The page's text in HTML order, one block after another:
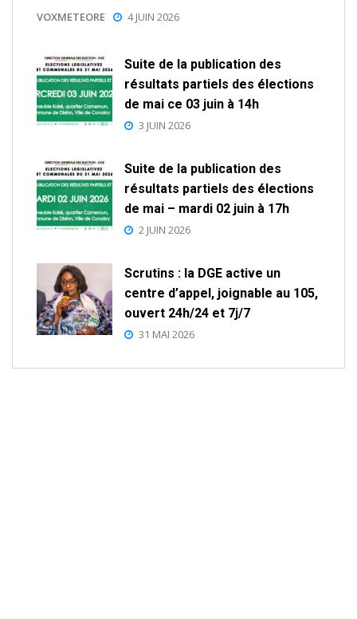
VOXMETEORE 4 JUIN 2026
Suite de la publication des
résultats partiels des élections
de mai ce 03 juin à 14h
3 JUIN 2026
Suite de la publication des
résultats partiels des élections
de mai – mardi 02 juin à 17h
2 JUIN 2026
Scrutins : la DGE active un
centre d’appel, joignable au 105,
ouvert 24h/24 et 7j/7
31 MAI 2026